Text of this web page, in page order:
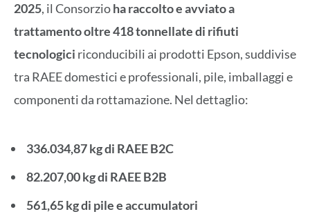
2025, il Consorzioha raccolto e avviato a
trattamento oltre 418 tonnellate di rifiuti
tecnologici riconducibili ai prodotti Epson, suddivise
tra RAEE domestici e professionali, pile, imballaggi e
componenti da rottamazione. Nel dettaglio:
336.034,87 kg di RAEE B2C
82.207,00 kg di RAEE B2B
561,65 kg di pile e accumulatori